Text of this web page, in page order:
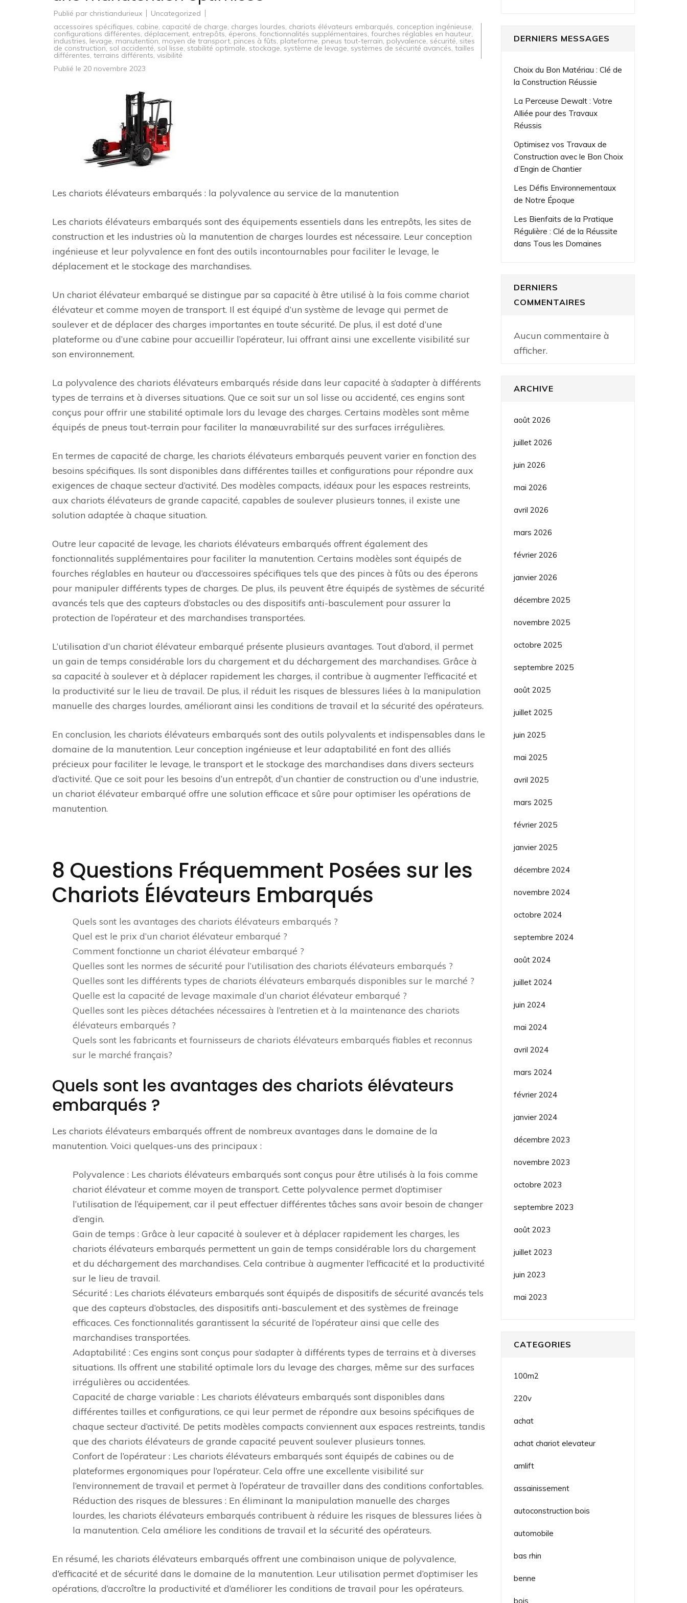
Publié par christiandurieux
Uncategorized
accessoires spécifiques, cabine, capacité de charge, charges lourdes, chariots élévateurs embarqués, conception ingénieuse,
configurations différentes, déplacement, entrepôts, éperons, fonctionnalités supplémentaires, fourches réglables en hauteur,
industries, levage, manutention, moyen de transport,pinces à fûts, plateforme, pneus tout-terrain, polyvalence, sécurité, sites
de construction, sol accidenté, sol lisse, stabilité optimale, stockage, système de levage, systèmes de sécurité avancés, tailles
différentes, terrains différents, visibilité
Publié le 20 novembre 2023
Les chariots élévateurs embarqués : la polyvalence au service de la manutention
Les chariots élévateurs embarqués sont des équipements essentiels dans les entrepôts, les sites de
construction et les industries où la manutention de charges lourdes est nécessaire. Leur conception
ingénieuse et leur polyvalence en font des outils incontournables pour faciliter le levage, le
déplacement et le stockage des marchandises.
Un chariot élévateur embarqué se distingue par sa capacité à être utilisé à la fois comme chariot
élévateur et comme moyen de transport. Il est équipé d’un système de levage qui permet de
soulever et de déplacer des charges importantes en toute sécurité. De plus, il est doté d’une
plateforme ou d’une cabine pour accueillir l’opérateur, lui offrant ainsi une excellente visibilité sur
son environnement.
La polyvalence des chariots élévateurs embarqués réside dans leur capacité à s’adapter à différents
types de terrains et à diverses situations. Que ce soit sur un sol lisse ou accidenté, ces engins sont
conçus pour offrir une stabilité optimale lors du levage des charges. Certains modèles sont même
équipés de pneus tout-terrain pour faciliter la manœuvrabilité sur des surfaces irrégulières.
En termes de capacité de charge, les chariots élévateurs embarqués peuvent varier en fonction des
besoins spécifiques. Ils sont disponibles dans différentes tailles et configurations pour répondre aux
exigences de chaque secteur d’activité. Des modèles compacts, idéaux pour les espaces restreints,
aux chariots élévateurs de grande capacité, capables de soulever plusieurs tonnes, il existe une
solution adaptée à chaque situation.
Outre leur capacité de levage, les chariots élévateurs embarqués offrent également des
fonctionnalités supplémentaires pour faciliter la manutention. Certains modèles sont équipés de
fourches réglables en hauteur ou d’accessoires spécifiques tels que des pinces à fûts ou des éperons
pour manipuler différents types de charges. De plus, ils peuvent être équipés de systèmes de sécurité
avancés tels que des capteurs d’obstacles ou des dispositifs anti-basculement pour assurer la
protection de l’opérateur et des marchandises transportées.
L’utilisation d’un chariot élévateur embarqué présente plusieurs avantages. Tout d’abord, il permet
un gain de temps considérable lors du chargement et du déchargement des marchandises. Grâce à
sa capacité à soulever et à déplacer rapidement les charges, il contribue à augmenter l’efficacité et
la productivité sur le lieu de travail. De plus, il réduit les risques de blessures liées à la manipulation
manuelle des charges lourdes, améliorant ainsi les conditions de travail et la sécurité des opérateurs.
En conclusion, les chariots élévateurs embarqués sont des outils polyvalents et indispensables dans le
domaine de la manutention. Leur conception ingénieuse et leur adaptabilité en font des alliés
précieux pour faciliter le levage, le transport et le stockage des marchandises dans divers secteurs
d’activité. Que ce soit pour les besoins d’un entrepôt, d’un chantier de construction ou d’une industrie,
un chariot élévateur embarqué offre une solution efficace et sûre pour optimiser les opérations de
manutention.
8 Questions Fréquemment Posées sur les
Chariots Élévateurs Embarqués
Quels sont les avantages des chariots élévateurs embarqués ?
Quel est le prix d’un chariot élévateur embarqué ?
Comment fonctionne un chariot élévateur embarqué ?
Quelles sont les normes de sécurité pour l’utilisation des chariots élévateurs embarqués ?
Quelles sont les différents types de chariots élévateurs embarqués disponibles sur le marché ?
Quelle est la capacité de levage maximale d’un chariot élévateur embarqué ?
Quelles sont les pièces détachées nécessaires à l’entretien et à la maintenance des chariots
élévateurs embarqués ?
Quels sont les fabricants et fournisseurs de chariots élévateurs embarqués fiables et reconnus
sur le marché français?
Quels sont les avantages des chariots élévateurs
embarqués ?
Les chariots élévateurs embarqués offrent de nombreux avantages dans le domaine de la
manutention. Voici quelques-uns des principaux :
Polyvalence : Les chariots élévateurs embarqués sont conçus pour être utilisés à la fois comme
chariot élévateur et comme moyen de transport. Cette polyvalence permet d’optimiser
l’utilisation de l’équipement, car il peut effectuer différentes tâches sans avoir besoin de changer
d’engin.
Gain de temps : Grâce à leur capacité à soulever et à déplacer rapidement les charges, les
chariots élévateurs embarqués permettent un gain de temps considérable lors du chargement
et du déchargement des marchandises. Cela contribue à augmenter l’efficacité et la productivité
sur le lieu de travail.
Sécurité : Les chariots élévateurs embarqués sont équipés de dispositifs de sécurité avancés tels
que des capteurs d’obstacles, des dispositifs anti-basculement et des systèmes de freinage
efficaces. Ces fonctionnalités garantissent la sécurité de l’opérateur ainsi que celle des
marchandises transportées.
Adaptabilité : Ces engins sont conçus pour s’adapter à différents types de terrains et à diverses
situations. Ils offrent une stabilité optimale lors du levage des charges, même sur des surfaces
irrégulières ou accidentées.
Capacité de charge variable : Les chariots élévateurs embarqués sont disponibles dans
différentes tailles et configurations, ce qui leur permet de répondre aux besoins spécifiques de
chaque secteur d’activité. De petits modèles compacts conviennent aux espaces restreints, tandis
que des chariots élévateurs de grande capacité peuvent soulever plusieurs tonnes.
Confort de l’opérateur : Les chariots élévateurs embarqués sont équipés de cabines ou de
plateformes ergonomiques pour l’opérateur. Cela offre une excellente visibilité sur
l’environnement de travail et permet à l’opérateur de travailler dans des conditions confortables.
Réduction des risques de blessures : En éliminant la manipulation manuelle des charges
lourdes, les chariots élévateurs embarqués contribuent à réduire les risques de blessures liées à
la manutention. Cela améliore les conditions de travail et la sécurité des opérateurs.
En résumé, les chariots élévateurs embarqués offrent une combinaison unique de polyvalence,
d’efficacité et de sécurité dans le domaine de la manutention. Leur utilisation permet d’optimiser les
opérations, d’accroître la productivité et d’améliorer les conditions de travail pour les opérateurs.
DERNIERS MESSAGES
Choix du Bon Matériau : Clé de
la Construction Réussie
La Perceuse Dewalt : Votre
Alliée pour des Travaux
Réussis
Optimisez vos Travaux de
Construction avec le Bon Choix
d’Engin de Chantier
Les Défis Environnementaux
de Notre Époque
Les Bienfaits de la Pratique
Régulière : Clé de la Réussite
dans Tous les Domaines
DERNIERS
COMMENTAIRES
Aucun commentaire à
afficher.
ARCHIVE
août 2026
juillet 2026
juin 2026
mai 2026
avril 2026
mars 2026
février 2026
janvier 2026
décembre 2025
novembre 2025
octobre 2025
septembre 2025
août 2025
juillet 2025
juin 2025
mai 2025
avril 2025
mars 2025
février 2025
janvier 2025
décembre 2024
novembre 2024
octobre 2024
septembre 2024
août 2024
juillet 2024
juin 2024
mai 2024
avril 2024
mars 2024
février 2024
janvier 2024
décembre 2023
novembre 2023
octobre 2023
septembre 2023
août 2023
juillet 2023
juin 2023
mai 2023
CATEGORIES
100m2
220v
achat
achat chariot elevateur
amlift
assainissement
autoconstruction bois
automobile
bas rhin
benne
bois